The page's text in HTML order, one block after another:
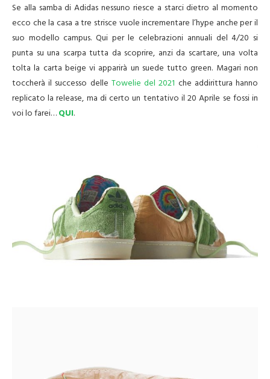
Se alla samba di Adidas nessuno riesce a starci dietro al momento
ecco che la casa a tre strisce vuole incrementare l’hype anche per il
suo modello campus. Qui per le celebrazioni annuali del 4/20 si
punta su una scarpa tutta da scoprire, anzi da scartare, una volta
tolta la carta beige vi apparirà un suede tutto green. Magari non
toccherà il successo delle Towelie del 2021 che addirittura hanno
replicato la release, ma di certo un tentativo il 20 Aprile se fossi in
voi lo farei…QUI.